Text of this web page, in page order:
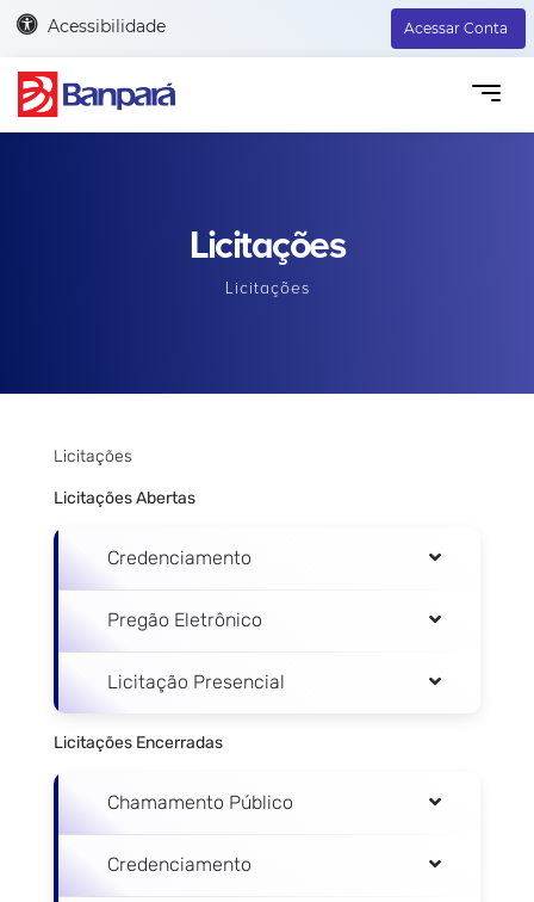
Acessibilidade Acessar Conta
Licitações
Licitações
Licitações
Licitações Abertas
Credenciamento
Pregão Eletrônico
Licitação Presencial
Licitações Encerradas
Chamamento Público
Credenciamento